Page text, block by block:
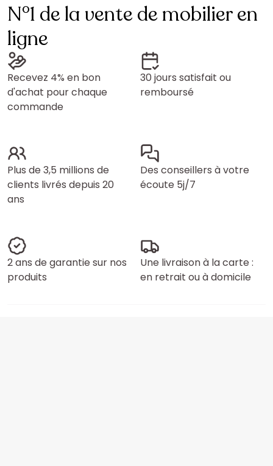
N°1 de la vente de mobilier en
ligne
Recevez 4% en bon
d'achat pour chaque
commande
30 jours satisfait ou
remboursé
Plus de 3,5 millions de
clients livrés depuis 20
ans
Des conseillers à votre
écoute 5j/7
2 ans de garantie sur nos
produits
Une livraison à la carte :
en retrait ou à domicile